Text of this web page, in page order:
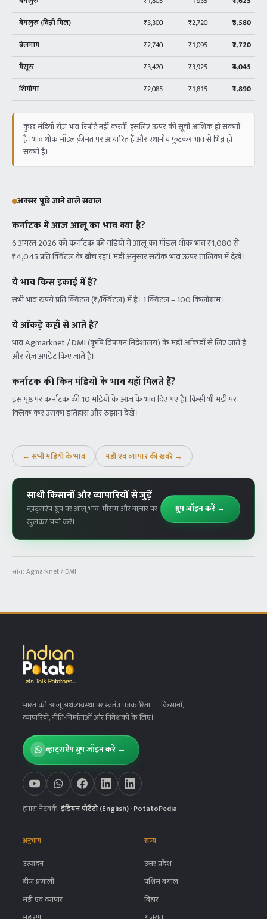
बेंगलुरु (बिन्नी मिल)
₹3,300 ₹2,720
₹3,580
बेलगाम
₹2,740 ₹1,095
₹2,720
मैसूरु
₹3,420 ₹3,925
₹4,045
शिमोगा
₹2,085 ₹1,815 ₹1,890
कुछ मंडियाँ रोज़ भाव रिपोर्ट नहीं करतीं, इसलिए ऊपर की सूची आंशिक हो सकती
है। भाव थोक मॉडल क़ीमत पर आधारित हैं और स्थानीय फुटकर भाव से भिन्न हो
सकते हैं।
अक्सर पूछे जाने वाले सवाल
कर्नाटक में आज आलू का भाव क्या है?
6 अगस्त 2026 को कर्नाटक की मंडियों में आलू का मॉडल थोक भाव ₹1,080 से
₹4,045 प्रति क्विंटल के बीच रहा। मंडी अनुसार सटीक भाव ऊपर तालिका में देखें।
ये भाव किस इकाई में हैं?
सभी भाव रुपये प्रति क्विंटल (₹/क्विंटल) में हैं। 1 क्विंटल = 100 किलोग्राम।
ये आँकड़े कहाँ से आते हैं?
भाव Agmarknet / DMI (कृषि विपणन निदेशालय) के मंडी आँकड़ों से लिए जाते हैं
और रोज़ अपडेट किए जाते हैं।
कर्नाटक की किन मंडियों के भाव यहाँ मिलते हैं?
इस पृष्ठ पर कर्नाटक की 10 मंडियों के आज के भाव दिए गए हैं। किसी भी मंडी पर
क्लिक कर उसका इतिहास और रुझान देखें।
← सभी मंडियों के भाव मंडी एवं व्यापार की ख़बरें →
साथी किसानों और व्यापारियों से जुड़ें
व्हाट्सऐप ग्रुप पर आलू भाव, मौसम और बाज़ार पर
खुलकर चर्चा करें।
ग्रुप जॉइन करें →
स्रोत: Agmarknet / DMI
भारत की आलू अर्थव्यवस्था पर स्वतंत्र पत्रकारिता— किसानों,
व्यापारियों, नीति-निर्माताओं और निवेशकों के लिए।
व्हाट्सऐप ग्रुप जॉइन करें →
हमारा नेटवर्क:इंडियन पोटैटो (English)·PotatoPedia
अनुभाग
उत्पादन
बीज प्रणाली
मंडी एवं व्यापार
राज्य
उत्तर प्रदेश
पश्चिम बंगाल
बिहार